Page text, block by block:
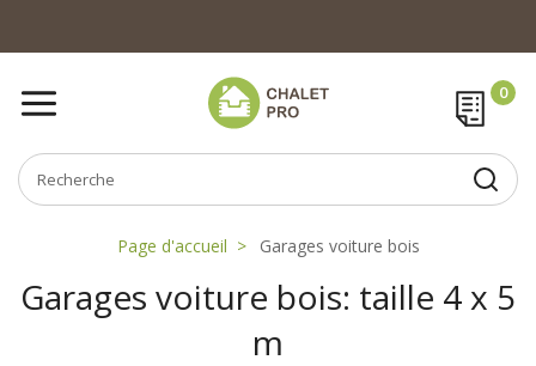
Page d'accueil Garages voiture bois
Garages voiture bois: taille 4 x 5
m